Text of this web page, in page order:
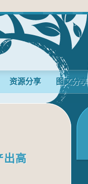
资源分享 图文分享
出高